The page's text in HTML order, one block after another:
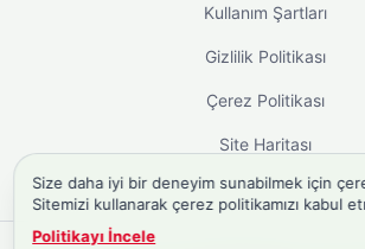
Kullanım Şartları
Gizlilik Politikası
Çerez Politikası
Site Haritası
Size daha iyi bir deneyim sunabilmek için
Sitemizi kullanarak çerez politikamızı kabul
Politikayı İncele